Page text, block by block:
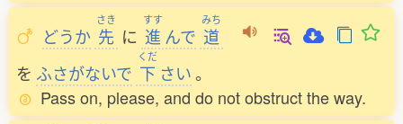
どうか
さき
先 に
すす
進 んで
みち
道
を ふさがないで
くだ
下 さい。
Pass on, please, and do not obstruct the way.